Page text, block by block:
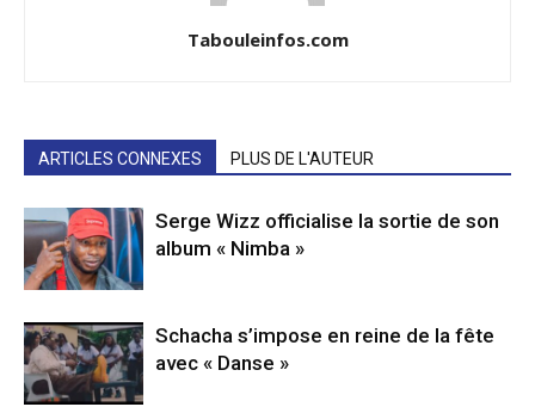
Tabouleinfos.com
ARTICLES CONNEXES PLUS DE L'AUTEUR
Serge Wizz officialise la sortie de son
album « Nimba »
Schacha s’impose en reine de la fête
avec « Danse »